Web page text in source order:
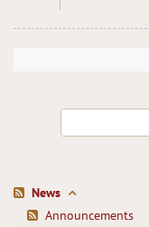
News
Announcements